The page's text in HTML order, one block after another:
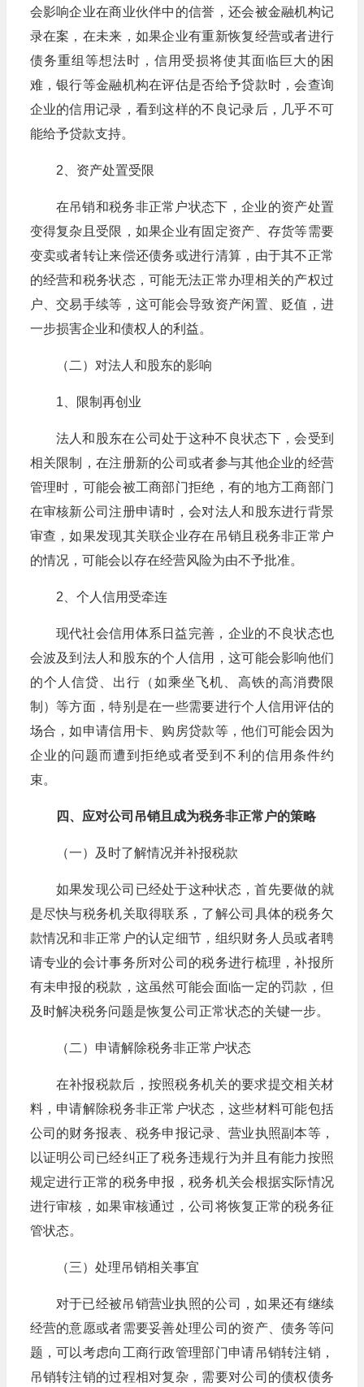
会影响企业在商业伙伴中的信誉，还会被金融机构记
录在案，在未来，如果企业有重新恢复经营或者进行
债务重组等想法时，信用受损将使其面临巨大的困
难，银行等金融机构在评估是否给予贷款时，会查询
企业的信用记录，看到这样的不良记录后，几乎不可
能给予贷款支持。
2、资产处置受限
在吊销和税务非正常户状态下，企业的资产处置
变得复杂且受限，如果企业有固定资产、存货等需要
变卖或者转让来偿还债务或进行清算，由于其不正常
的经营和税务状态，可能无法正常办理相关的产权过
户、交易手续等，这可能会导致资产闲置、贬值，进
一步损害企业和债权人的利益。
（二）对法人和股东的影响
1、限制再创业
法人和股东在公司处于这种不良状态下，会受到
相关限制，在注册新的公司或者参与其他企业的经营
管理时，可能会被工商部门拒绝，有的地方工商部门
在审核新公司注册申请时，会对法人和股东进行背景
审查，如果发现其关联企业存在吊销且税务非正常户
的情况，可能会以存在经营风险为由不予批准。
2、个人信用受牵连
现代社会信用体系日益完善，企业的不良状态也
会波及到法人和股东的个人信用，这可能会影响他们
的个人信贷、出行（如乘坐飞机、高铁的高消费限
制）等方面，特别是在一些需要进行个人信用评估的
场合，如申请信用卡、购房贷款等，他们可能会因为
企业的问题而遭到拒绝或者受到不利的信用条件约
束。
四、应对公司吊销且成为税务非正常户的策略
（一）及时了解情况并补报税款
如果发现公司已经处于这种状态，首先要做的就
是尽快与税务机关取得联系，了解公司具体的税务欠
款情况和非正常户的认定细节，组织财务人员或者聘
请专业的会计事务所对公司的税务进行梳理，补报所
有未申报的税款，这虽然可能会面临一定的罚款，但
及时解决税务问题是恢复公司正常状态的关键一步。
（二）申请解除税务非正常户状态
在补报税款后，按照税务机关的要求提交相关材
料，申请解除税务非正常户状态，这些材料可能包括
公司的财务报表、税务申报记录、营业执照副本等，
以证明公司已经纠正了税务违规行为并且有能力按照
规定进行正常的税务申报，税务机关会根据实际情况
进行审核，如果审核通过，公司将恢复正常的税务征
管状态。
（三）处理吊销相关事宜
对于已经被吊销营业执照的公司，如果还有继续
经营的意愿或者需要妥善处理公司的资产、债务等问
题，可以考虑向工商行政管理部门申请吊销转注销，
吊销转注销的过程相对复杂，需要对公司的债权债务